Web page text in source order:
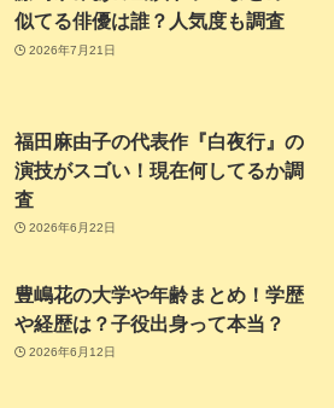
似てる俳優は誰？人気度も調査
2026年7月21日
福田麻由子の代表作『白夜行』の
演技がスゴい！現在何してるか調
査
2026年6月22日
豊嶋花の大学や年齢まとめ！学歴
や経歴は？子役出身って本当？
2026年6月12日